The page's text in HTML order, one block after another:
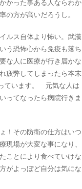
かった事ある人ならわか
の方が高いだろうし。
ルス自体より怖い。武漢
う恐怖心から免疫も落ち
な人に医療が行き届かな
疲弊してしまったら本末
ています。 元気な人は
ってなったら病院行きま
！その防衛の仕方はいつ
場が大変な事になり、
ことにより食べていけな
がよっぽど自分は気にな